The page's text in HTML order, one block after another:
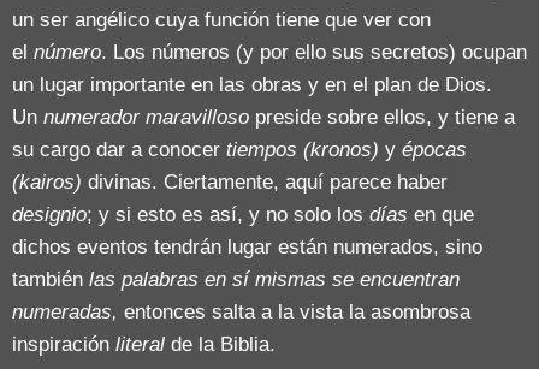
un ser angélico cuya función tiene que ver con
el número. Los números (y por ello sus secretos) ocupan
un lugar importante en las obras y en el plan de Dios.
Un numerador maravilloso preside sobre ellos, y tiene a
su cargo dar a conocer tiempos (kronos) y épocas
(kairos) divinas. Ciertamente, aquí parece haber
designio; y si esto es así, y no solo los días en que
dichos eventos tendrán lugar están numerados, sino
también las palabras en sí mismas se encuentran
numeradas, entonces salta a la vista la asombrosa
inspiración literal de la Biblia.